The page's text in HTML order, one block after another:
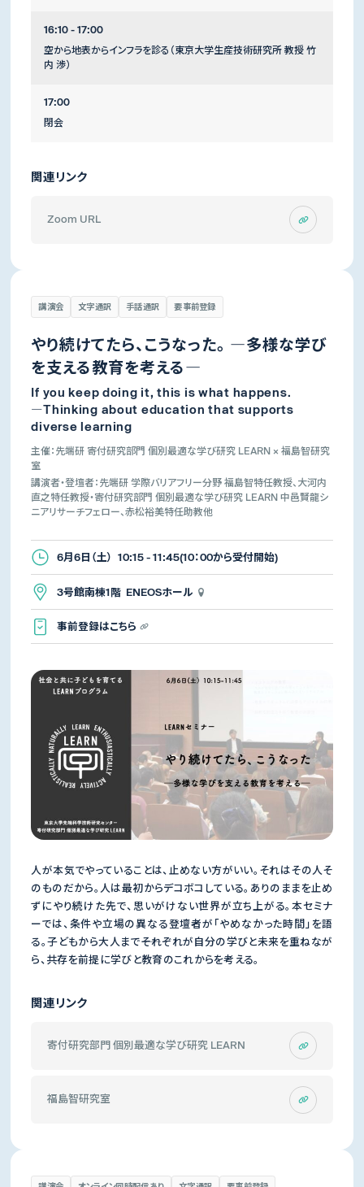
16:10 - 17:00
空から地表からインフラを診る（東京大学生産技術研究所 教授 竹
内 渉）
17:00
閉会
関連リンク
Zoom URL
講演会 文字通訳 手話通訳 要事前登録
やり続けてたら、こうなった。 ―多様な学び
を支える教育を考える―
If you keep doing it, this is what happens.
―Thinking about education that supports
diverse learning
主催：先端研 寄付研究部門 個別最適な学び研究 LEARN × 福島智研究
室
講演者・登壇者：先端研 学際バリアフリー分野 福島智特任教授、大河内
直之特任教授・寄付研究部門 個別最適な学び研究 LEARN 中邑賢龍シ
ニアリサーチフェロー、赤松裕美特任助教他
6月6日（土） 10:15 - 11:45(10：00から受付開始)
3号館南棟1階 ENEOSホール
事前登録はこちら
人が本気でやっていることは、止めない方がいい。それはその人そ
のものだから。人は最初からデコボコしている。ありのままを止め
ずにやり続けた先で、思いがけない世界が立ち上がる。本セミナ
ーでは、条件や立場の異なる登壇者が「やめなかった時間」を語
る。子どもから大人まで――それぞれが自分の学びと未来を重ねなが
ら、共存を前提に学びと教育のこれからを考える。
関連リンク
寄付研究部門 個別最適な学び研究 LEARN
福島智研究室